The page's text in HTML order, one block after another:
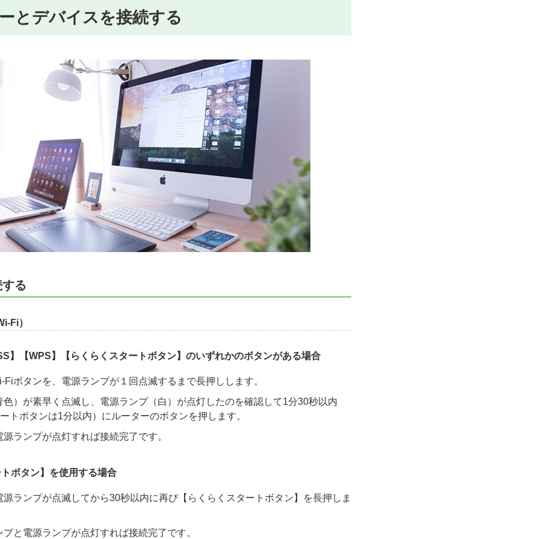
とデバイスを接続する
る
Fi）
】【WPS】【らくらくスタートボタン】のいずれかのボタンがある場合
Fiボタンを、電源ランプが１回点滅するまで長押しします。
）が素早く点滅し、電源ランプ（白）が点灯したのを確認して1分30秒以内
トボタンは1分以内）にルーターのボタンを押します。
ランプが点灯すれば接続完了です。
ボタン】を使用する場合
ランプが点滅してから30秒以内に再び【らくらくスタートボタン】を長押しま
と電源ランプが点灯すれば接続完了です。